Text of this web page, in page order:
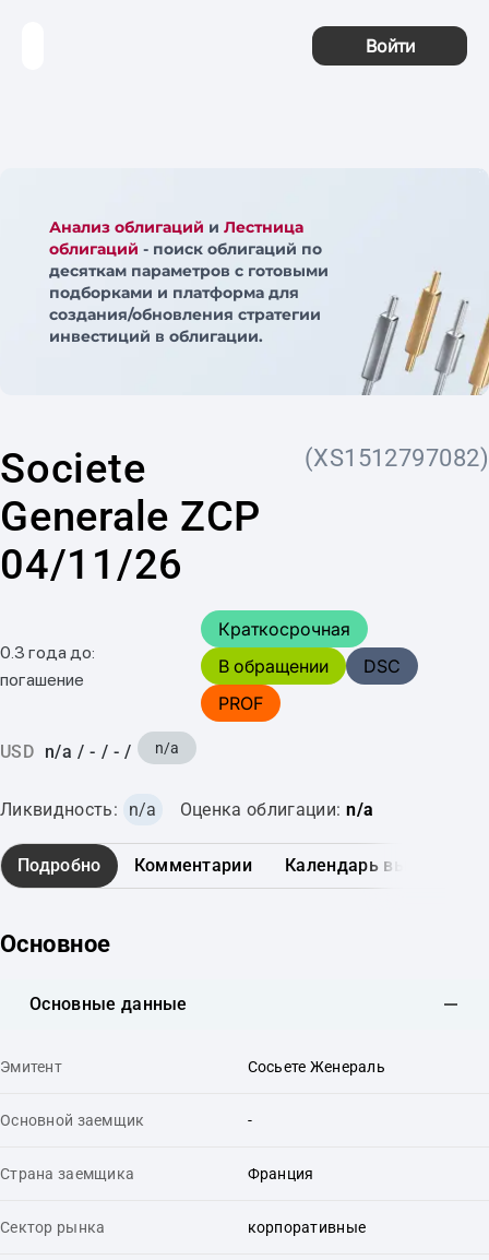
Войти
Анализ облигаций и Лестница
облигаций - поиск облигаций по
десяткам параметров с готовыми
подборками и платформа для
создания/обновления стратегии
инвестиций в облигации.
Societe
Generale ZCP
04/11/26
(XS1512797082)
0.3 года до:
погашение
Краткосрочная
В обращении
DSC
PROF
USD n/a / - / - / n/a
Ликвидность: n/a Оценка облигации: n/a
Подробно Комментарии Календарь выплат
Основное
Основные данные
Эмитент Сосьете Женераль
Основной заемщик -
Страна заемщика Франция
Сектор рынка корпоративные